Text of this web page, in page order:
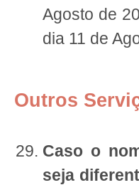
Agosto de
dia 11 de
Outros
Caso o
seja